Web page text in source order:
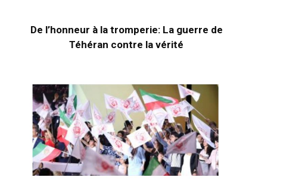
De l’honneur à la tromperie: La guerre de
Téhéran contre la vérité